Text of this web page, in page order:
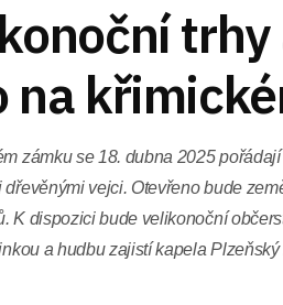
trhy
na
zámku se 18. dubna 2025
dřevěnými vejci. Otevřeno bude
K dispozici bude velikonoční
a hudbu zajistí kapela Plzeňský